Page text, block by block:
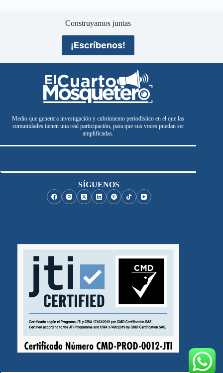
Construyamos juntas
¡Escríbenos!
Medio que generara investigación y cubrimiento periodístico en el que las
comunidades tienen una real participación, para que sus voces puedan ser
amplificadas.
SÍGUENOS